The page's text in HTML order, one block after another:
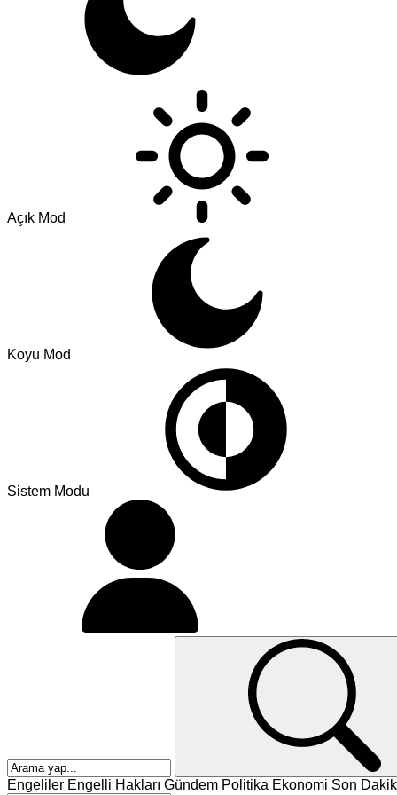
Açık Mod
Koyu Mod
Sistem Modu
Engeliler Engelli Hakları Gündem Politika Ekonomi Son